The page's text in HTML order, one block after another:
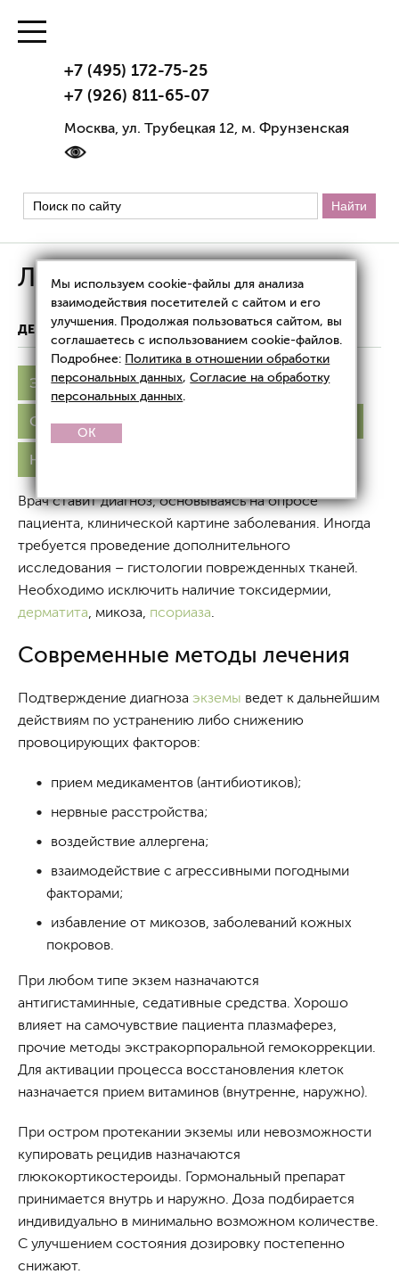
+7 (495) 172-75-25
+7 (926) 811-65-07
Москва, ул. Трубецкая 12, м. Фрунзенская
Лечение экземы
ДЕРМАТОЛОГИЯ ЛЕЧЕНИЕ ЭКЗЕМЫ
Экзема Причины Симптомы
Себорейная
На стопах
Врач ставит диагноз, основываясь на опросе
пациента, клинической картине заболевания. Иногда
требуется проведение дополнительного
исследования – гистологии поврежденных тканей.
Необходимо исключить наличие токсидермии,
дерматита , микоза, псориаза
Современные методы лечения
Подтверждение диагноза экземы ведет к дальнейшим
действиям по устранению либо снижению
провоцирующих факторов:
прием медикаментов (антибиотиков);
нервные расстройства;
воздействие аллергена;
взаимодействие с агрессивными погодными
факторами;
избавление от микозов, заболеваний кожных
покровов.
При любом типе экзем назначаются
антигистаминные, седативные средства. Хорошо
влияет на самочувствие пациента плазмаферез,
прочие методы экстракорпоральной гемокоррекции.
Для активации процесса восстановления клеток
назначается прием витаминов (внутренне, наружно).
При остром протекании экземы или невозможности
купировать рецидив назначаются
глюкокортикостероиды. Гормональный препарат
принимается внутрь и наружно. Доза подбирается
индивидуально в минимально возможном количестве.
С улучшением состояния дозировку постепенно
снижают.
Мы используем cookie-файлы для анализа
взаимодействия посетителей с сайтом и его
улучшения. Продолжая пользоваться сайтом, вы
соглашаетесь с использованием cookie-файлов.
Подробнее: Политика в отношении обработки
персональных данных,Согласие на обработку
персональных данных.
OK